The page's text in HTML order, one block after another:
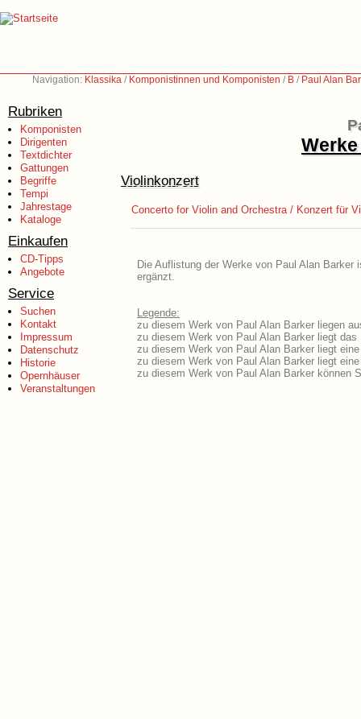
Navigation: Klassika / Komponistinnen und Komponisten / B / Paul Alan
Rubriken
Komponisten
Dirigenten
Textdichter
Gattungen
Begriffe
Tempi
Jahrestage
Kataloge
Einkaufen
CD-Tipps
Angebote
Service
Suchen
Kontakt
Impressum
Datenschutz
Historie
Opernhäuser
Veranstaltungen
Violinkonzert
Concerto for Violin and Orchestra / Konzert für
Die Auflistung der Werke von Paul Alan
ergänzt.
Legende:
zu diesem Werk von Paul Alan Barker liegen
zu diesem Werk von Paul Alan Barker liegt das
zu diesem Werk von Paul Alan Barker liegt
zu diesem Werk von Paul Alan Barker liegt
zu diesem Werk von Paul Alan Barker können